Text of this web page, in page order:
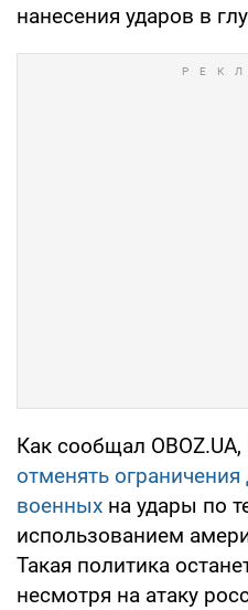
нанесения ударов в
Как сообщал OBOZ.UA,
отменять ограничения
военных на удары по
использованием
Такая политика
несмотря на атаку